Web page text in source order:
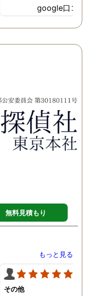
ったと実感しております
依頼中にはいろいろな相
も聞いて頂き、救われる
謝しております。 私と
何かありましたらご相談
せて頂きたいと思います
google口コミ
無料見積もり
もっと見る
その他